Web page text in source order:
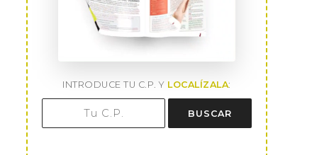
INTRODUCE TU C.P. Y LOCALÍZALA:
BUSCAR